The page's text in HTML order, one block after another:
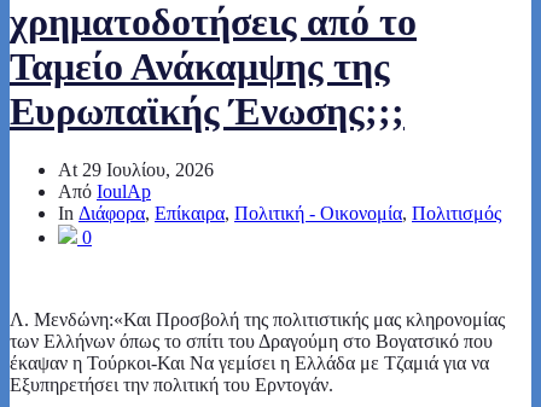
χρηματοδοτήσεις από το
Ταμείο Ανάκαμψης της
Ευρωπαϊκής Ένωσης;;;
At 29 Ιουλίου, 2026
Από IoulAp
In Διάφορα, Επίκαιρα, Πολιτική - Οικονομία, Πολιτισμός
0
Λ. Μενδώνη:«Και Προσβολή της πολιτιστικής μας κληρονομίας
των Ελλήνων όπως το σπίτι του Δραγούμη στο Βογατσικό που
έκαψαν η Τούρκοι-Και Να γεμίσει η Ελλάδα με Τζαμιά για να
Εξυπηρετήσει την πολιτική του Ερντογάν.